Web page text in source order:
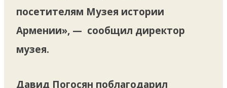
посетителям Музея истории
Армении», — сообщил директор
музея.
Давид Погосян поблагодарил